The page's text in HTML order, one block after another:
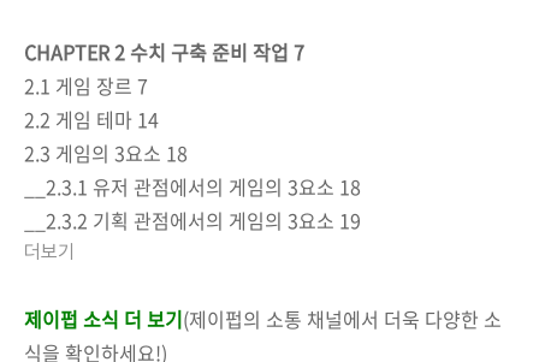
CHAPTER 2 수치 구축 준비 작업 7
2.1 게임 장르 7
2.2 게임 테마 14
2.3 게임의 3요소 18
__2.3.1 유저 관점에서의 게임의 3요소 18
__2.3.2 기획 관점에서의 게임의 3요소 19
더보기
제이펍 소식 더 보기(제이펍의 소통 채널에서 더욱 다양한 소
식을 확인하세요!)